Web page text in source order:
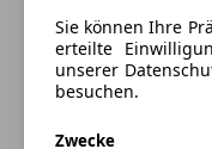
Sie können Ihre
erteilte
unserer
besuchen.
Zwecke